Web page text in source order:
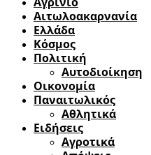
Αιτωλοακαρνανία
Ελλάδα
Κόσμος
Πολιτική
Αυτοδιοίκηση
Οικονομία
Παναιτωλικός
Αθλητικά
Ειδήσεις
Αγροτικά